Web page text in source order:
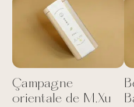
Çampagne
orientale de M.Xu